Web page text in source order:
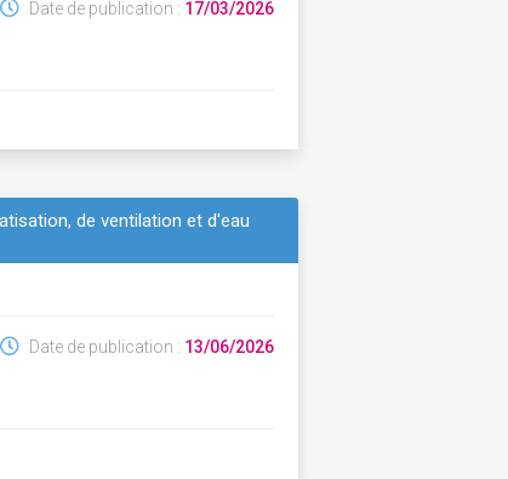
Date de publication : 17/03/2026
de ventilation et d'eau
Date de publication : 13/06/2026